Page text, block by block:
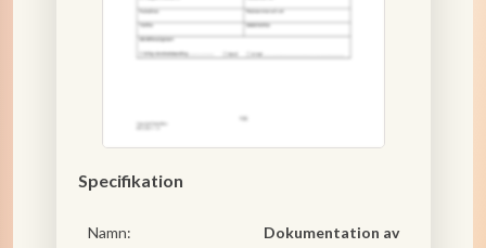
Specifikation
Namn:
Dokumentation av